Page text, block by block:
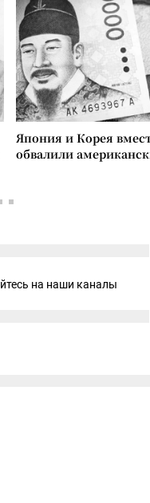
Япония и Корея
обвалили
на наши каналы